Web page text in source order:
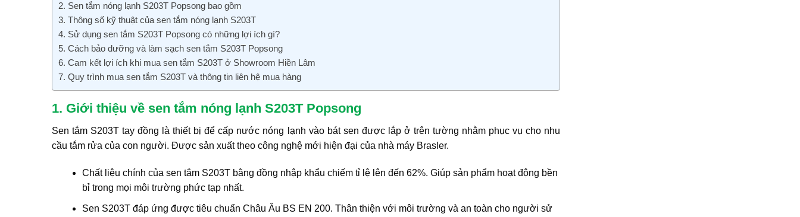
2. Sen tắm nóng lạnh S203T Popsong bao gồm
3. Thông số kỹ thuật của sen tắm nóng lạnh S203T
4. Sử dụng sen tắm S203T Popsong có những lợi ích gì?
5. Cách bảo dưỡng và làm sạch sen tắm S203T Popsong
6. Cam kết lợi ích khi mua sen tắm S203T ở Showroom Hiền Lâm
7. Quy trình mua sen tắm S203T và thông tin liên hệ mua hàng
1. Giới thiệu về sen tắm nóng lạnh S203T Popsong
Sen tắm S203T tay đồng là thiết bị để cấp nước nóng lạnh vào bát sen được lắp ở trên tường nhằm phục vụ cho nhu
cầu tắm rửa của con người. Được sản xuất theo công nghệ mới hiện đại của nhà máy Brasler.
Chất liệu chính của sen tắm S203T bằng đồng nhập khẩu chiếm tỉ lệ lên đến 62%. Giúp sản phẩm hoạt động bền
bỉ trong mọi môi trường phức tạp nhất.
Sen S203T đáp ứng được tiêu chuẩn Châu Âu BS EN 200. Thân thiện với môi trường và an toàn cho người sử